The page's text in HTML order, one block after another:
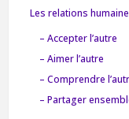
Les relations
– Accepter l’autre
– Aimer l’autre
– Comprendre
– Partager